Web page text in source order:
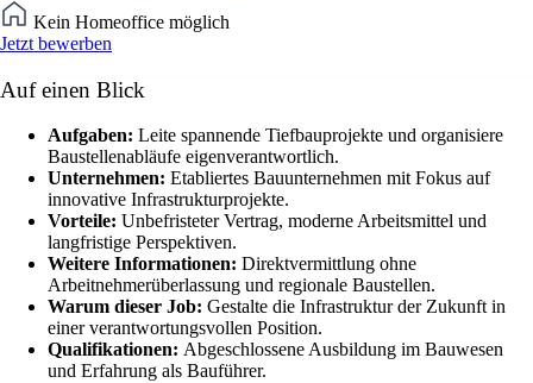
Kein Homeoffice möglich
Jetzt bewerben
Auf einen Blick
Aufgaben: Leite spannende Tiefbauprojekte und organisiere
Baustellenabläufe eigenverantwortlich.
Unternehmen: Etabliertes Bauunternehmen mit Fokus auf
innovative Infrastrukturprojekte.
Vorteile: Unbefristeter Vertrag, moderne Arbeitsmittel und
langfristige Perspektiven.
Weitere Informationen: Direktvermittlung ohne
Arbeitnehmerüberlassung und regionale Baustellen.
Warum dieser Job: Gestalte die Infrastruktur der Zukunft in
einer verantwortungsvollen Position.
Qualifikationen: Abgeschlossene Ausbildung im Bauwesen
und Erfahrung als Bauführer.